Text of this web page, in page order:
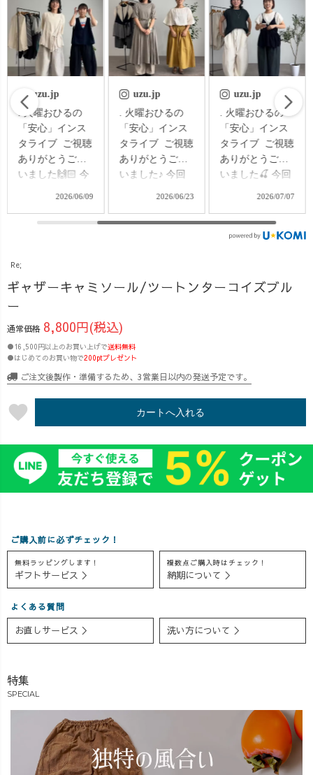
uzu.jp
豆腐パンツ？！
登場😆✨ 実は
昔「木綿豆腐づ
くり」 に使われ
ていた、知多木
ふわっと軽く
かわいい その名
も【TO-FUパン
の一丁をイメー
ジしています🤭
❤️ 夏でも涼し
く、 ラクなのに
◎ さらに今回
は、 🌿
ーズから 体型カ
バーキャミソー
ルが登場！ 重
枚です♪ そし
て新しい挑戦、
【UZUiRO
LABO】もスタ
ート！ 服を染
める植物から生
まれた、
まだ正式販
売前だからこ
そ、 ぜひ研究員
として体験して
ほしいんです😊
＼先行体験価
2026/06/06
uzu.jp
. 火曜おひるの
「安心」インス
タライブ ご視聴
ありがとうござ
いました🙌🏻 今
にプラスオン！
ものコーデがま
アイテム、 ・ギ
ャザーキャミソ
ール ・Vネック
タックベスト を
に合わせられ
着回しができ
る？」 そんな疑
問にお応えしな
気が変わるの
で、 いつものコ
ーデに 少し変化
もおすすめのア
イテムです🍃 今
さんいらっしゃ
いました。 それ
ぞれのカラーの
雰囲気や合わせ
2026/06/09
uzu.jp
. 火曜おひるの
「安心」インス
タライブ ご視聴
ありがとうござ
いました♪ 今回
の夏おすすめの
コーデ特集🍉
い」 「夏のお出
ご紹介しました
しやすい組み合
わせなど、 実際
にクルーが「こ
でも合わせ方に
よって印象が変
わるので、 夏の
考になっていた
ら嬉しいです♪
ご覧ください💬
「このコーデが
気になる！」
「こんな組み合
2026/06/23
Re;
ギャザーキャミソール/ツートンターコイズブル
ー
通常価格 8,800円(税込)
●16,500円以上のお買い上げで送料無料
●はじめてのお買い物で200ptプレゼント
ご注文後製作・準備するため、3営業日以内の発送予定です。
favorite カートへ入れる
ご購入前に必ずチェック！
無料ラッピングします！
ギフトサービス ＞
複数点ご購入時はチェック！
納期について ＞
よくある質問
お直しサービス ＞ 洗い方について ＞
特集
SPECIAL